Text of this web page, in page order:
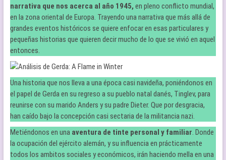
narrativa que nos acerca al año 1945, en pleno conflicto mundial,
en la zona oriental de Europa. Trayendo una narrativa que más allá de
grandes eventos históricos se quiere enfocar en esas particulares y
pequeñas historias que quieren decir mucho de lo que se vivió en aquel
entonces.
Una historia que nos lleva a una época casi navideña, poniéndonos en
el papel de Gerda en su regreso a su pueblo natal danés, Tinglev, para
reunirse con su marido Anders y su padre Dieter. Que por desgracia,
han caído bajo la concepción casi sectaria de la militancia nazi.
Metiéndonos en una aventura de tinte personal y familiar. Donde
la ocupación del ejército alemán, y su influencia en prácticamente
todos los ambitos sociales y económicos, irán haciendo mella en una